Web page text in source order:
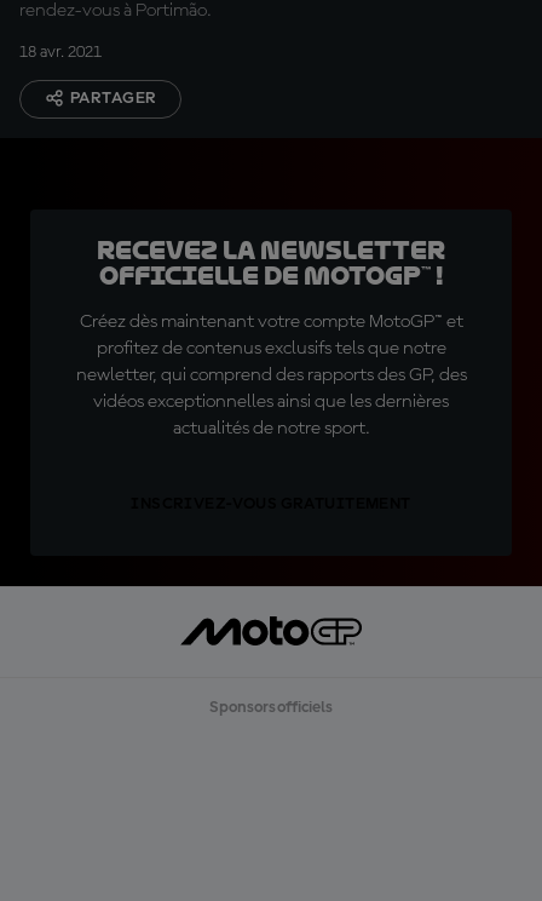
rendez-vous à Portimão.
18 avr. 2021
PARTAGER
Recevez la Newsletter
officielle de MotoGP™ !
Créez dès maintenant votre compte MotoGP™ et
profitez de contenus exclusifs tels que notre
newletter, qui comprend des rapports des GP, des
vidéos exceptionnelles ainsi que les dernières
actualités de notre sport.
Sponsors officiels